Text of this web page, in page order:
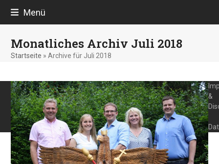
Menü
Monatliches Archiv Juli 2018
Startseite »Archive für Juli 2018
&